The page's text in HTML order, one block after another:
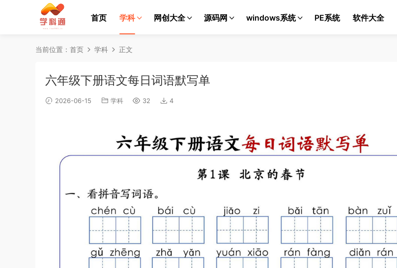
首页 学科 网创大全 源码网 windows系统 PE系统 软件大全
当前位置： 首页 学科 正文
六年级下册语文每日词语默写单
2026-06-15 学科 32 4